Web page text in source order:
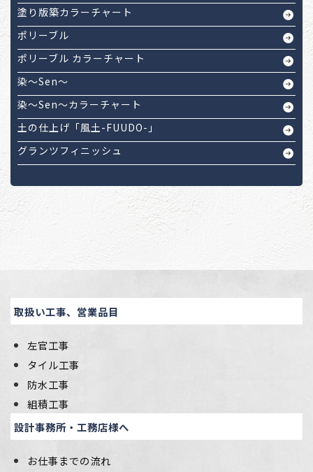
塗り版築カラーチャート
ポリーブル
ポリーブル カラーチャート
染～Sen～
染～Sen～カラーチャート
土の仕上げ「風土-FUUDO-」
グランツフィニッシュ
取扱い工事、営業品目
左官工事
タイル工事
防水工事
組積工事
設計事務所・工務店様へ
お仕事までの流れ